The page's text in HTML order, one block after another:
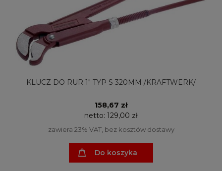
KLUCZ DO RUR 1" TYP S 320MM /KRAFTWERK/
158,67 zł
netto: 129,00 zł
zawiera 23% VAT, bez kosztów dostawy
Do koszyka